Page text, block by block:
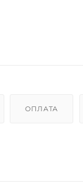
ОПЛАТА